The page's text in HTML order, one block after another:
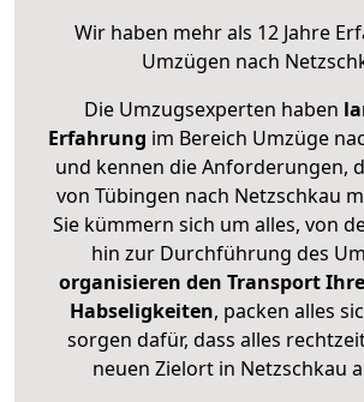
Wir haben mehr als 12 Jahre
Umzügen nach
Die Umzugsexperten haben
Erfahrung im Bereich Umzüge
und kennen die Anforderungen,
von Tübingen nach Netzschkau
Sie kümmern sich um alles, von
hin zur Durchführung des
organisieren den Transport
Habseligkeiten, packen alles
sorgen dafür, dass alles
neuen Zielort in Netzschkau